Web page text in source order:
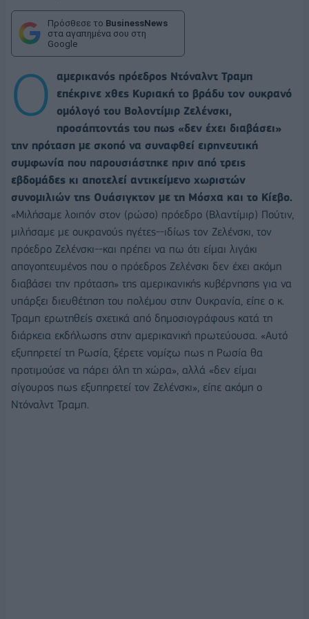
Πρόσθεσε το BusinessNews
στα αγαπημένα σου στη
Google
Ο
αμερικανός πρόεδρος Ντόναλντ Τραμπ
επέκρινε χθες Κυριακή το βράδυ τον ουκρανό
ομόλογό του Βολοντίμιρ Ζελένσκι,
προσάπτοντάς του πως «δεν έχει διαβάσει»
την πρόταση με σκοπό να συναφθεί ειρηνευτική
συμφωνία που παρουσιάστηκε πριν από τρεις
εβδομάδες κι αποτελεί αντικείμενο χωριστών
συνομιλιών της Ουάσιγκτον με τη Μόσχα και το Κίεβο.
«Μιλήσαμε λοιπόν στον (ρώσο) πρόεδρο (Βλαντίμιρ) Πούτιν,
μιλήσαμε με ουκρανούς ηγέτες--ιδίως τον Ζελένσκι, τον
πρόεδρο Ζελένσκι--και πρέπει να πω ότι είμαι λιγάκι
απογοητευμένος που ο πρόεδρος Ζελένσκι δεν έχει ακόμη
διαβάσει την πρόταση» της αμερικανικής κυβέρνησης για να
υπάρξει διευθέτηση του πολέμου στην Ουκρανία, είπε ο κ.
Τραμπ ερωτηθείς σχετικά από δημοσιογράφους κατά τη
διάρκεια εκδήλωσης στην αμερικανική πρωτεύουσα. «Αυτό
εξυπηρετεί τη Ρωσία, ξέρετε νομίζω πως η Ρωσία θα
προτιμούσε να πάρει όλη τη χώρα», αλλά «δεν είμαι
σίγουρος πως εξυπηρετεί τον Ζελένσκι», είπε ακόμη ο
Ντόναλντ Τραμπ.